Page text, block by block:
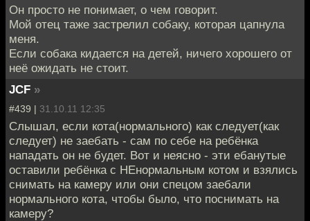
Он просто не понимает, о чем говорит.
Мой отец таже застрелил собаку, которая цапнула
меня.
Если собака кидается на детей, ничего хорошего от
неё ожидать не стоит.
JCF »
#439 | 31.10.11 12:35
Слышал, если кота(нормального) как следует(как
следует) не заебать - сам по себе на ребёнка
нападать он не будет. Вот и неясно - эти ебанутые
оставили ребёнка с НЕнормальным котом и взялись
снимать на камеру или они спецом заебали
нормального кота, чтобы было, что поснимать на
камеру?